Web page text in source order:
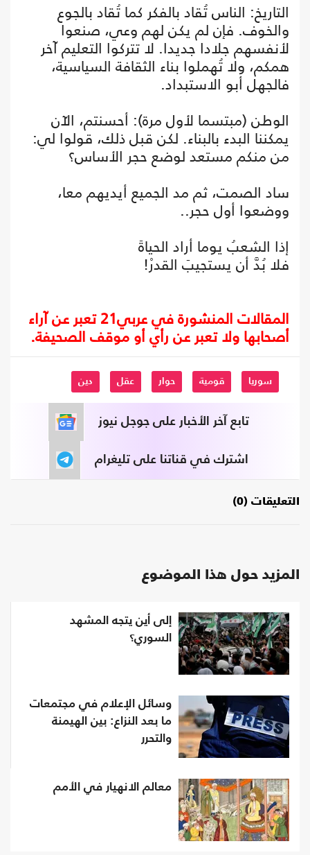
التاريخ: الناس تُقاد بالفكر كما تُقاد بالجوع
والخوف. فإن لم يكن لهم وعي، صنعوا
لأنفسهم جلادا جديدا. لا تتركوا التعليم آخر
همكم، ولا تُهملوا بناء الثقافة السياسية،
فالجهل أبو الاستبداد.
الوطن (مبتسما لأول مرة): أحسنتم، الآن
يمكننا البدء بالبناء. لكن قبل ذلك، قولوا لي:
من منكم مستعد لوضع حجر الأساس؟
ساد الصمت، ثم مد الجميع أيديهم معا،
ووضعوا أول حجر..
إذا الشعبُ يوما أراد الحياةَ
فلا بُدَّ أن يستجيبَ القدرْ!
المقالات المنشورة في عربي21 تعبر عن آراء
أصحابها ولا تعبر عن رأي أو موقف الصحيفة.
سوريا قومية حوار عقل دين
تابع آخر الأخبار على جوجل نيوز
اشترك في قناتنا على تليغرام
التعليقات (0)
المزيد حول هذا الموضوع
إلى أين يتجه المشهد
السوري؟
وسائل الإعلام في مجتمعات
ما بعد النزاع: بين الهيمنة
والتحرر
معالم الانهيار في الأمم